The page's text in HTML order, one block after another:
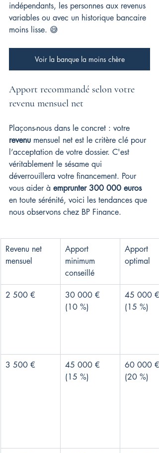
indépendants, les personnes aux revenus
variables ou avec un historique bancaire
moins lisse. 😅
Voir la banque la moins chère
Apport recommandé selon votre
revenu mensuel net
Plaçons-nous dans le concret : votre
revenu mensuel net est le critère clé pour
l’acceptation de votre dossier. C'est
véritablement le sésame qui
déverrouillera votre financement. Pour
vous aider à emprunter 300 000 euros
en toute sérénité, voici les tendances que
nous observons chez BP Finance.
Revenu net
mensuel
Apport
minimum
conseillé
Apport
optimal
2 500 €
30 000 €
(10 %)
45 000 €
(15 %)
3 500 €
45 000 €
(15 %)
60 000 €
(20 %)